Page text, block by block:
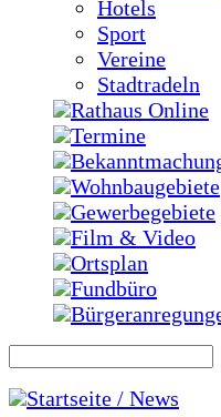
Hotels
Sport
Vereine
Stadtradeln
Rathaus Online
Termine
Wohnbaugebiete
Gewerbegebiete
Film & Video
Ortsplan
Fundbüro
Startseite / News